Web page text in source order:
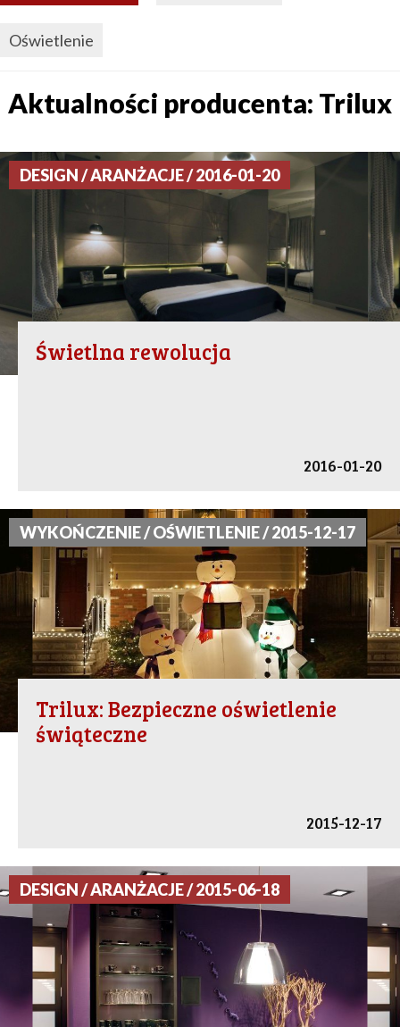
Oświetlenie
Aktualności producenta: Trilux
DESIGN / ARANŻACJE / 2016-01-20
Świetlna rewolucja
2016-01-20
WYKOŃCZENIE / OŚWIETLENIE / 2015-12-17
Trilux: Bezpieczne oświetlenie
świąteczne
2015-12-17
DESIGN / ARANŻACJE / 2015-06-18